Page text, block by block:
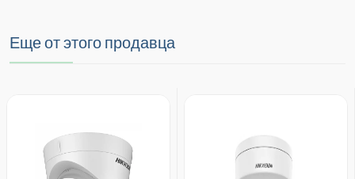
Еще от этого продавца